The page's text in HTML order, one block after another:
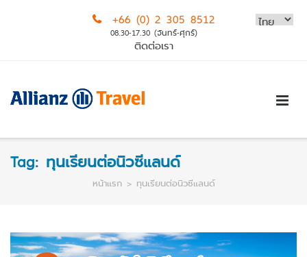
+66 (0) 2 305 8512
08.30-17.30 (จันทร์-ศุกร์)
ติดต่อเรา
Tag: ทุนเรียนต่อนิวซีแลนด์
หน้าแรก> ทุนเรียนต่อนิวซีแลนด์